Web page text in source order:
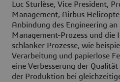
Luc Sturlèse, Vice President,
Management, Airbus
Anbindung des Engineering an
Management-Prozess und die
schlanker Prozesse, wie
Verarbeitung und papierlose
eine Verbesserung der
der Produktion bei